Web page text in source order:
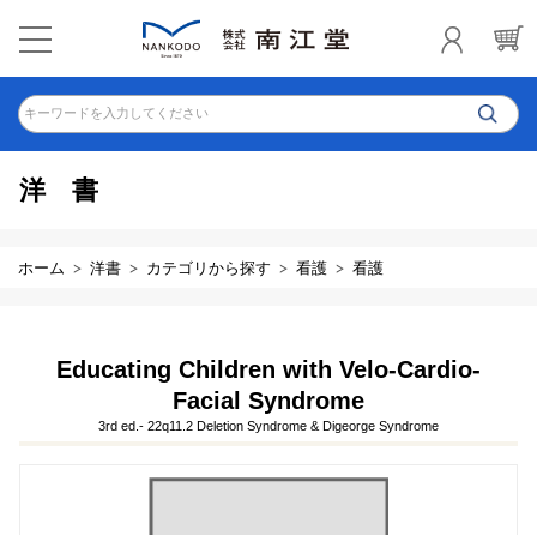
キーワードを入力してください
洋書
ホーム 洋書 カテゴリから探す 看護 看護
Educating Children with Velo-Cardio-
Facial Syndrome
3rd ed.- 22q11.2 Deletion Syndrome & Digeorge Syndrome